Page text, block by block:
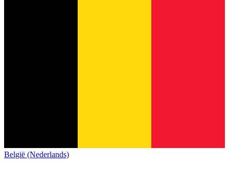
België (Nederlands)